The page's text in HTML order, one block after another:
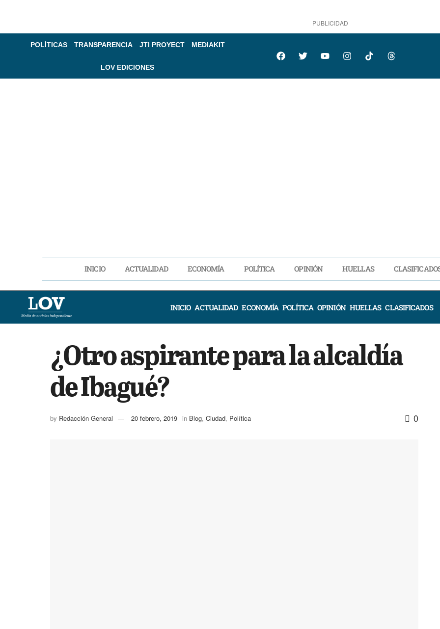
PUBLICIDAD
POLÍTICAS TRANSPARENCIA JTI PROYECT MEDIAKIT
LOV EDICIONES
INICIO ACTUALIDAD ECONOMÍA POLÍTICA OPINIÓN HUELLAS
INICIO ACTUALIDAD ECONOMÍA POLÍTICA OPINIÓN HUELLAS CLASIFICADOS
¿Otro aspirante para la alcaldía
de Ibagué?
by Redacción General 20 febrero, 2019 in Blog, Ciudad, Política 0